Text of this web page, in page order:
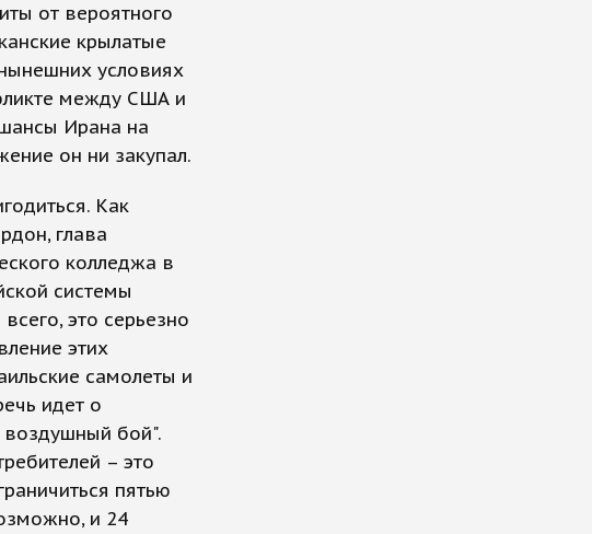
от вероятного
крылатые
условиях
между США и
Ирана на
он ни закупал.
Как
глава
колледжа в
системы
это серьезно
этих
самолеты и
идет о
воздушный бой".
– это
пятью
и 24